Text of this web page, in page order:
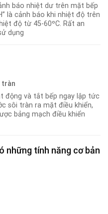
báo nhiệt dư trên mặt bếp
là cảnh báo khi nhiệt độ trên
độ từ 45-60ºC. Rất an
dụng
tràn
động và tắt bếp ngay lập tức
sôi tràn ra mặt điều khiển,
bảng mạch điều khiển
những tính năng cơ bản